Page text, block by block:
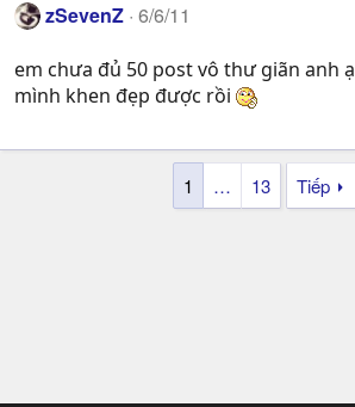
zSevenZ 6/6/11
em chưa đủ 50 post vô thư giãn anh ạ
mình khen đẹp được rồi
1 … 13 Tiếp